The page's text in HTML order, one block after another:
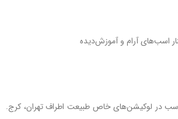
اسب‌های آرام و آموزش‌دیده
در لوکیشن‌های خاص طبیعت اطراف تهران، کرج.